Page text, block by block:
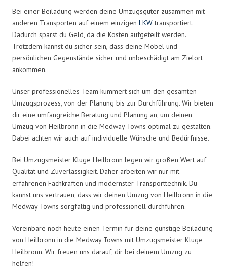
Bei einer Beiladung werden deine Umzugsgüter zusammen mit
anderen Transporten auf einem einzigen LKWtransportiert.
Dadurch sparst du Geld, da die Kosten aufgeteilt werden.
Trotzdem kannst du sicher sein, dass deine Möbel und
persönlichen Gegenstände sicher und unbeschädigt am Zielort
ankommen.
Unser professionelles Team kümmert sich um den gesamten
Umzugsprozess, von der Planung bis zur Durchführung. Wir bieten
dir eine umfangreiche Beratung und Planung an, um deinen
Umzug von Heilbronn in die Medway Towns optimal zu gestalten.
Dabei achten wir auch auf individuelle Wünsche und Bedürfnisse.
Bei Umzugsmeister Kluge Heilbronn legen wir großen Wert auf
Qualität und Zuverlässigkeit. Daher arbeiten wir nur mit
erfahrenen Fachkräften und modernster Transporttechnik. Du
kannst uns vertrauen, dass wir deinen Umzug von Heilbronn in die
Medway Towns sorgfältig und professionell durchführen.
Vereinbare noch heute einen Termin für deine günstige Beiladung
von Heilbronn in die Medway Towns mit Umzugsmeister Kluge
Heilbronn. Wir freuen uns darauf, dir bei deinem Umzug zu
helfen!